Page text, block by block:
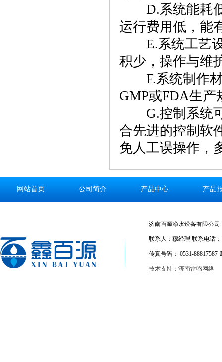
D.系统能耗低
运行费用低，能
E.系统工艺设
积少，操作与维
F.系统制作材
GMP或FDA生产
G.控制系统可
合先进的控制软
免人工误操作，
网站首页 公司简介 产品中心 产品
济南百源净水设备有限公司
联系人：穆经理 联系电话：
传真号码： 0531-88817587
技术支持：济南雷鸣网络